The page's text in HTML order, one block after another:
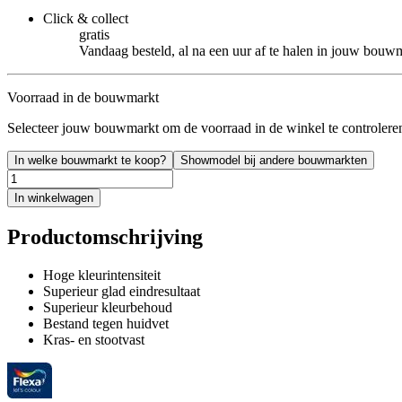
Click & collect
gratis
Vandaag besteld, al na een uur af te halen in jouw
Voorraad in de bouwmarkt
Selecteer jouw bouwmarkt om de voorraad in de winkel te
In welke bouwmarkt te koop? Showmodel bij andere bouwmarkten
In winkelwagen
Productomschrijving
Hoge kleurintensiteit
Superieur glad eindresultaat
Superieur kleurbehoud
Bestand tegen huidvet
Kras- en stootvast